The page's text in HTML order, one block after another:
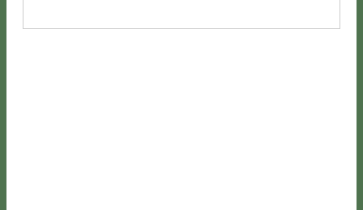
Tượng Phật Trầm Hương